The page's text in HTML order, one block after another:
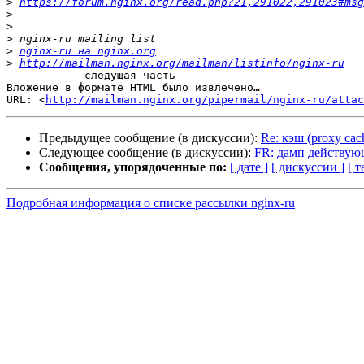
>
>
>
> nginx-ru на nginx.org
> http://mailman.nginx.org/mailman/listinfo/nginx-ru
----------- следущая часть -----------
Вложение в формате HTML было извлечено…
URL: <http://mailman.nginx.org/pipermail/nginx-ru/
Предыдущее сообщение (в дискуссии): Re: кэш (proxy
Следующее сообщение (в дискуссии): FR: дамп
Сообщения, упорядоченные по: [ дате ] [ дискуссии ] [
Подробная информация о списке рассылки nginx-ru